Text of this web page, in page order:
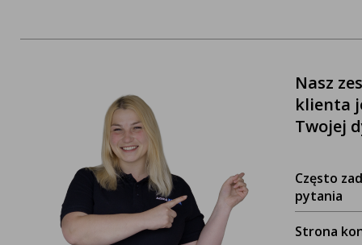
Nasz
klienta
Twojej
Często
pytania
Strona